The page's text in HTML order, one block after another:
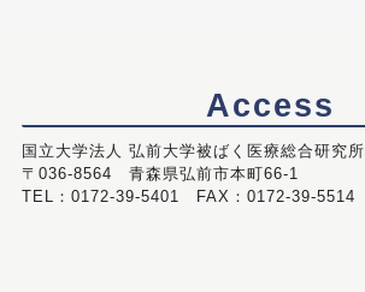
Access
国立大学法人 弘前大学被ばく医療総合研究所
〒036-8564 青森県弘前市本町66-1
TEL：0172-39-5401 FAX：0172-39-5514